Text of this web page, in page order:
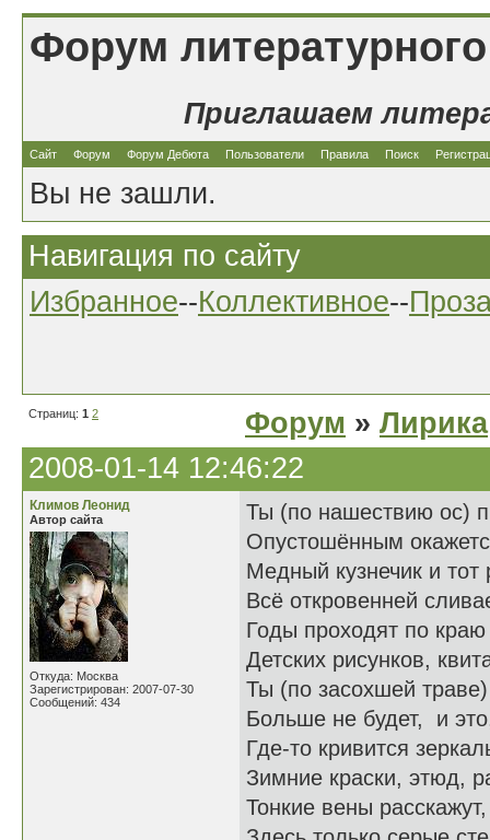
Форум
Приглашаем
Сайт Форум Форум Дебюта Пользователи Правила Поиск
Вы не зашли.
Навигация по сайту
Избранное--Коллективное--
Страниц: 1 2 Форум » Лирика
2008-01-14 12:46:22
Климов Леонид
Автор сайта
Откуда: Москва
Зарегистрирован: 2007-07-30
Сообщений: 434
Ты (по нашествию ос)
Опустошённым
Медный кузнечик и тот
Всё откровенней
Годы проходят по
Детских рисунков,
Ты (по засохшей
Больше не будет, и
Где-то кривится
Зимние краски, этюд,
Тонкие вены